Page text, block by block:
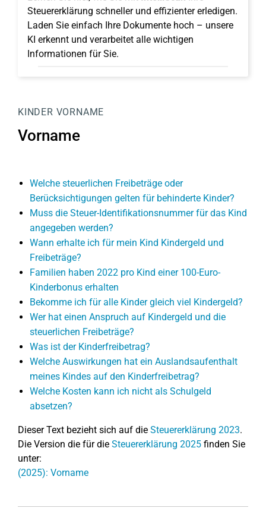
Steuererklärung schneller und effizienter erledigen.
Laden Sie einfach Ihre Dokumente hoch – unsere
KI erkennt und verarbeitet alle wichtigen
Informationen für Sie.
KINDER VORNAME
Vorname
Welche steuerlichen Freibeträge oder
Berücksichtigungen gelten für behinderte Kinder?
Muss die Steuer-Identifikationsnummer für das Kind
angegeben werden?
Wann erhalte ich für mein Kind Kindergeld und
Freibeträge?
Familien haben 2022 pro Kind einer 100-Euro-
Kinderbonus erhalten
Bekomme ich für alle Kinder gleich viel Kindergeld?
Wer hat einen Anspruch auf Kindergeld und die
steuerlichen Freibeträge?
Was ist der Kinderfreibetrag?
Welche Auswirkungen hat ein Auslandsaufenthalt
meines Kindes auf den Kinderfreibetrag?
Welche Kosten kann ich nicht als Schulgeld
absetzen?
Dieser Text bezieht sich auf die Steuererklärung 2023.
Die Version die für die Steuererklärung 2025 finden Sie
unter:
(2025): Vorname